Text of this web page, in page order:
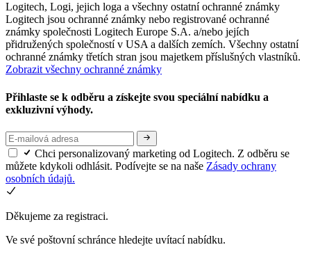
Logitech, Logi, jejich loga a všechny ostatní ochranné známky
Logitech jsou ochranné známky nebo registrované ochranné
známky společnosti Logitech Europe S.A. a/nebo jejích
přidružených společností v USA a dalších zemích. Všechny ostatní
ochranné známky třetích stran jsou majetkem příslušných vlastníků.
Zobrazit všechny ochranné známky
Přihlaste se k odběru a získejte svou speciální nabídku a
exkluzivní výhody.
Chci personalizovaný marketing od Logitech. Z odběru se
můžete kdykoli odhlásit. Podívejte se na naše Zásady ochrany
osobních údajů.
Děkujeme za registraci.
Ve své poštovní schránce hledejte uvítací nabídku.